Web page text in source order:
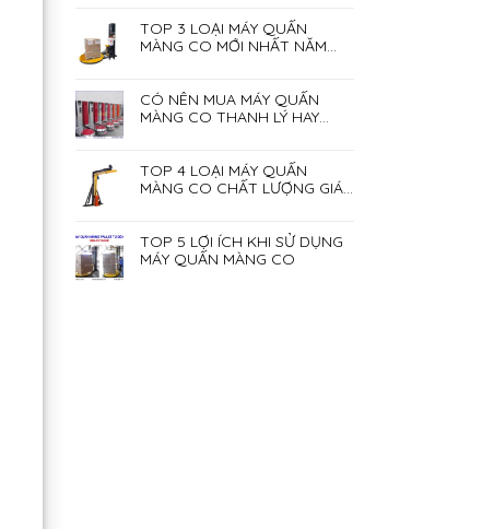
TOP 3 LOẠI MÁY QUẤN
MÀNG CO MỚI NHẤT NĂM
CÓ NÊN MUA MÁY QUẤN
MÀNG CO THANH LÝ HAY
TOP 4 LOẠI MÁY QUẤN
MÀNG CO CHẤT LƯỢNG GIÁ
TOP 5 LỢI ÍCH KHI SỬ DỤNG
MÁY QUẤN MÀNG CO